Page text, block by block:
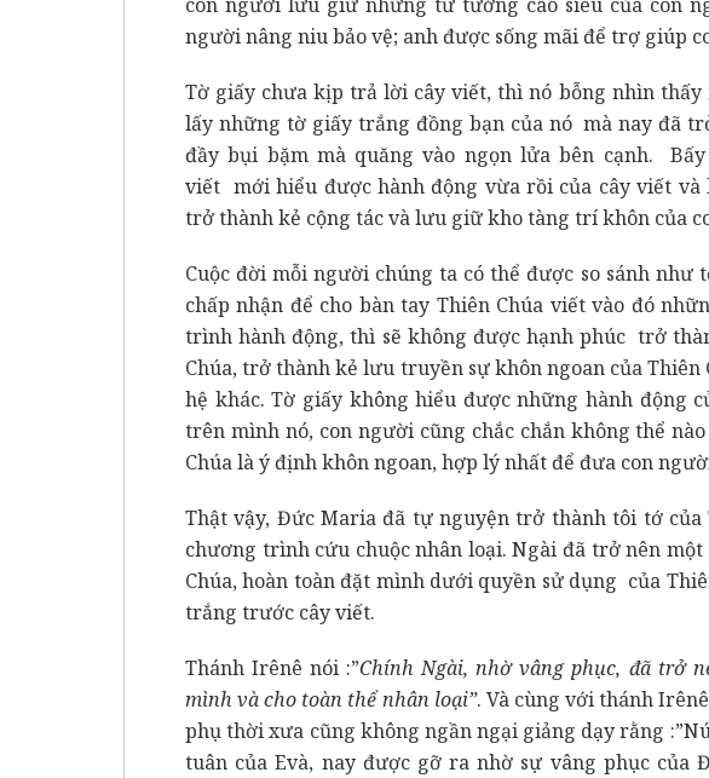
người nâng niu bảo vệ; anh được sống mãi để trợ giúp
Tờ giấy chưa kịp trả lời cây viết, thì nó bỗng nhìn
lấy những tờ giấy trắng đồng bạn của nó mà nay đã
đầy bụi bặm mà quăng vào ngọn lửa bên cạnh.
viết mới hiểu được hành động vừa rồi của cây viết và
trở thành kẻ cộng tác và lưu giữ kho tàng trí khôn của
Cuộc đời mỗi người chúng ta có thể được so sánh
chấp nhận để cho bàn tay Thiên Chúa viết vào đó
trình hành động, thì sẽ không được hạnh phúc trở
Chúa, trở thành kẻ lưu truyền sự khôn ngoan của Thiên
hệ khác. Tờ giấy không hiểu được những hành động
trên mình nó, con người cũng chắc chắn không thể
Chúa là ý định khôn ngoan, hợp lý nhất để đưa con
Thật vậy, Đức Maria đã tự nguyện trở thành tôi tớ của
chương trình cứu chuộc nhân loại. Ngài đã trở nên
Chúa, hoàn toàn đặt mình dưới quyền sử dụng của
trắng trước cây viết.
Thánh Irênê nói :”Chính Ngài, nhờ vâng phục, đã trở
mình và cho toàn thể nhân loại”. Và cùng với thánh
phụ thời xưa cũng không ngần ngại giảng dạy rằng
tuân của Evà, nay được gỡ ra nhờ sự vâng phục